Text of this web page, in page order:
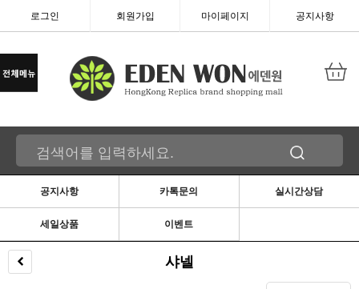
로그인 회원가입 마이페이지 공지사항
공지사항 카톡문의 실시간상담
세일상품 이벤트
샤넬